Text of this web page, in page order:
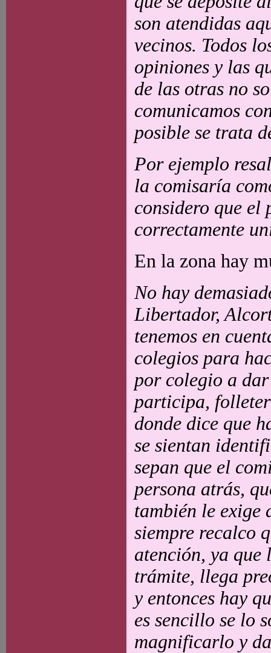
son atendidas
vecinos. Todos
opiniones y las
de las otras no
comunicamos
posible se trata
Por ejemplo
la comisaría
considero que el
correctamente
En la zona hay
No hay
Libertador,
tenemos en
colegios para
por colegio a
participa,
donde dice que
se sientan
sepan que el
persona atrás,
también le exige
siempre recalco
atención, ya que
trámite, llega
y entonces hay
es sencillo se lo
magnificarlo y